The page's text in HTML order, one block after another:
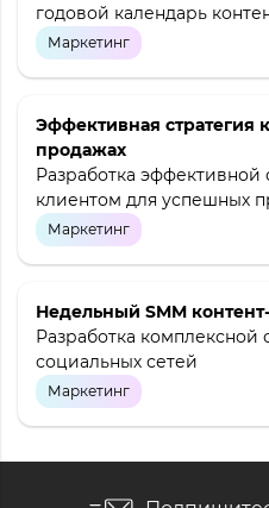
годовой календарь
Маркетинг
Эффективная стратегия
продажах
Разработка
клиентом для успешных
Маркетинг
Недельный SMM
Разработка комплексной
социальных сетей
Маркетинг